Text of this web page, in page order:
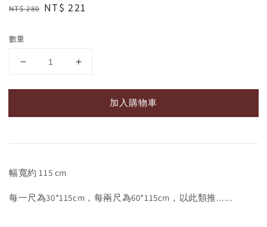
Regular
NT$ 280 Sale
NT$ 221
數量
加入購物車
幅寬約 115 cm
每一尺為30*115cm，每兩尺為60*115cm，以此類推......